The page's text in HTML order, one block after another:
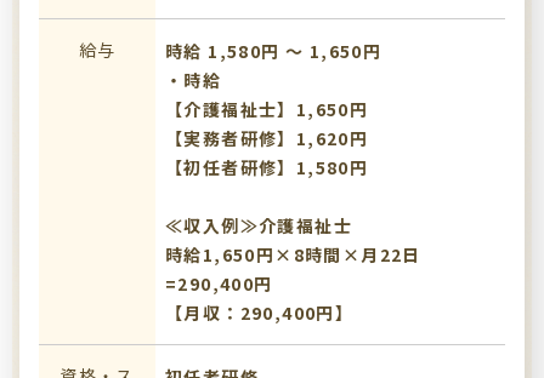
給与
時給 1,580円 〜 1,650円
・時給
【介護福祉士】1,650円
【実務者研修】1,620円
【初任者研修】1,580円
≪収入例≫介護福祉士
時給1,650円×8時間×月22日
=290,400円
【月収：290,400円】